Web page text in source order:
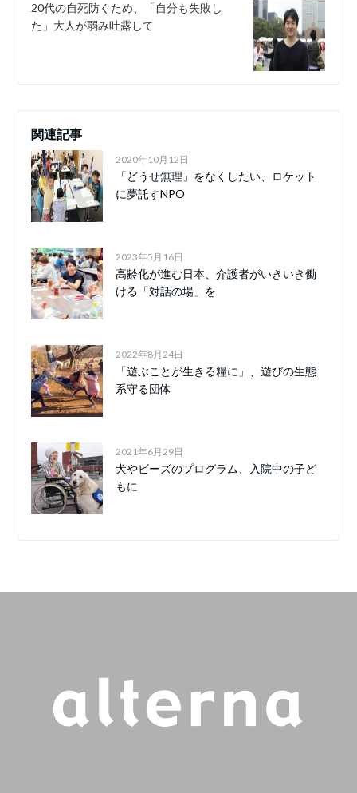
20代の自死防ぐため、「自分も失敗し
た」大人が弱み吐露して
関連記事
2020年10月12日
「どうせ無理」をなくしたい、ロケット
に夢託すNPO
2023年5月16日
高齢化が進む日本、介護者がいきいき働
ける「対話の場」を
2022年8月24日
「遊ぶことが生きる糧に」、遊びの生態
系守る団体
2021年6月29日
犬やビーズのプログラム、入院中の子ど
もに